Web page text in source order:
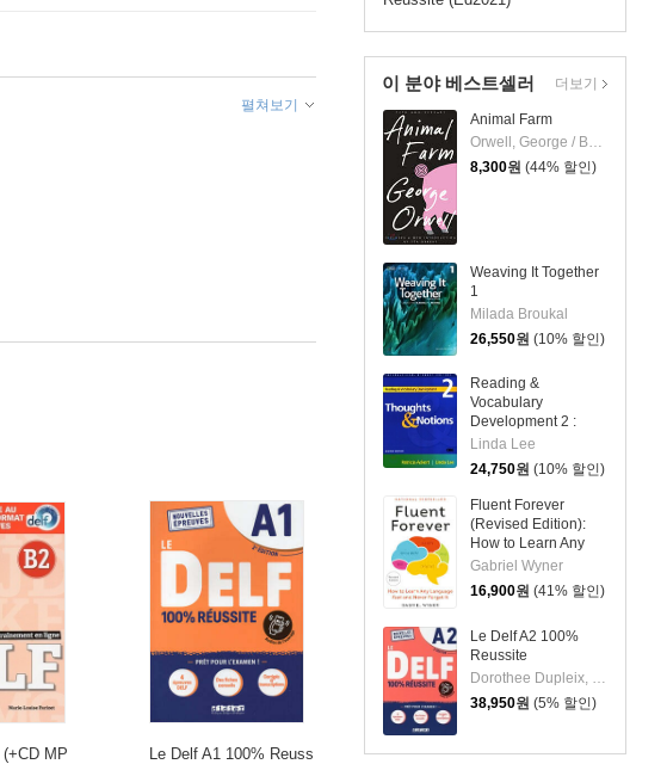
이 분야 베스트셀러
Animal Farm
Orwell, George / Baker, Russell / Obreht, Tea
8,300원 (44% 할인)
Weaving It Together
1
Milada Broukal
26,550원 (10% 할인)
Reading &
Vocabulary
Development 2 :
Thoughts & Notions
Linda Lee
24,750원 (10% 할인)
Fluent Forever
(Revised Edition):
How to Learn Any
Language Fast and
Never Forget It
Gabriel Wyner
16,900원 (41% 할인)
Le Delf A2 100%
Reussite
Dorothee Dupleix, Catherine Houssa, Marie Rabin
38,950원 (5% 할인)
더보기
펼쳐보기
MP
Le Delf A1 100% Reuss